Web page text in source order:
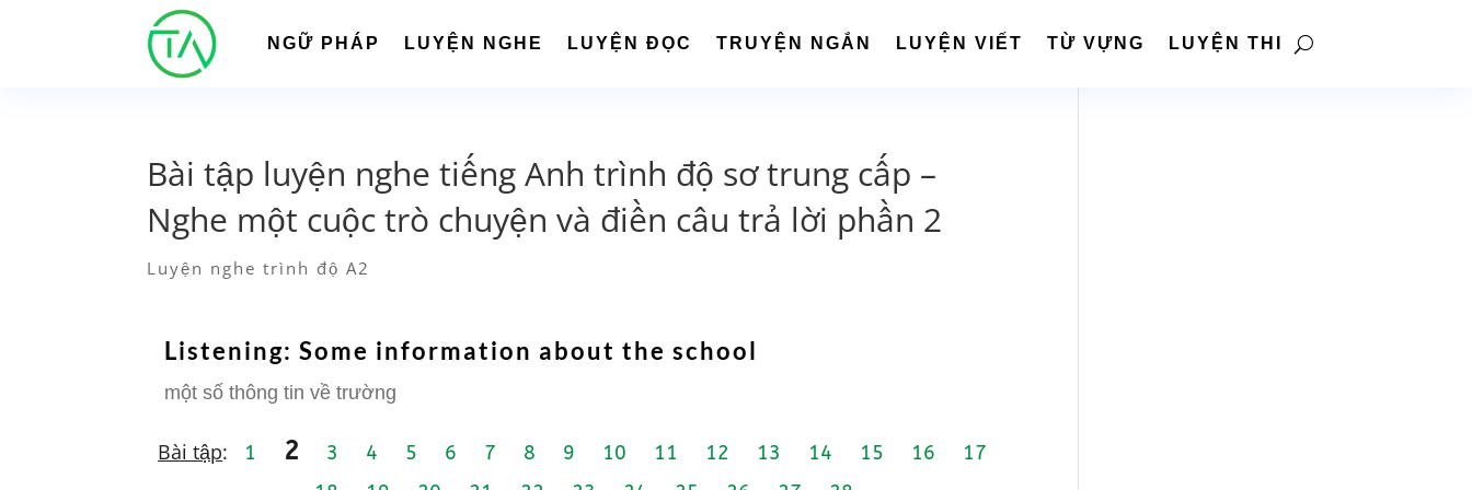
NGỮ PHÁP LUYỆN NGHE LUYỆN ĐỌC TRUYỆN NGẮN LUYỆN VIẾT TỪ VỰNG LUYỆN THI
Bài tập luyện nghe tiếng Anh trình độ sơ trung cấp –
Nghe một cuộc trò chuyện và điền câu trả lời phần 2
Luyện nghe trình độ A2
Listening: Some information about the school
một số thông tin về trường
Bài tập: 1 2 3 4 5 6 7 8 9 10 11 12 13 14 15 16
17